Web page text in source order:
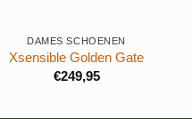
DAMES SCHOENEN
Xsensible Golden Gate
€249,95